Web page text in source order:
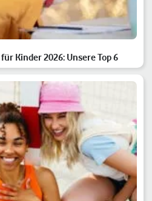
Kinder 2026: Unsere Top 6